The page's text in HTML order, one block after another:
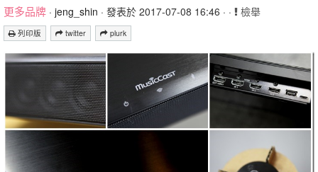
更多品牌 · jeng_shin · 發表於 2017-07-08 16:46 · · 檢舉
列印版 twitter plurk